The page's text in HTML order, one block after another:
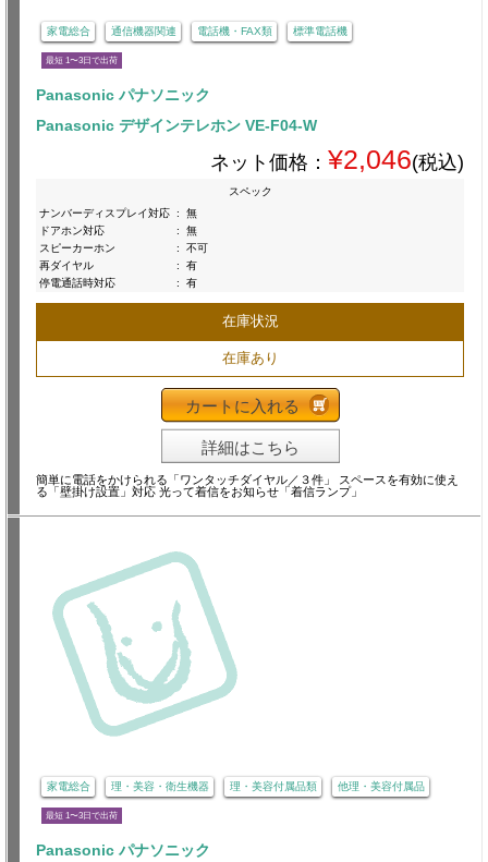
家電総合 通信機器関連 電話機・FAX類 標準電話機
最短 1〜3日で出荷
Panasonic パナソニック
Panasonic デザインテレホン VE-F04-W
ネット価格： ¥2,046(税込)
スペック
ナンバーディスプレイ対応 :
無
ドアホン対応
:
無
スピーカーホン
:
不可
再ダイヤル
:
有
停電通話時対応
: 有
在庫状況
在庫あり
カートに入れる
詳細はこちら
簡単に電話をかけられる「ワンタッチダイヤル／３件」 スペースを有効に使え
る「壁掛け設置」対応 光って着信をお知らせ「着信ランプ」
家電総合 理・美容・衛生機器 理・美容付属品類 他理・美容付属品
最短 1〜3日で出荷
Panasonic パナソニック